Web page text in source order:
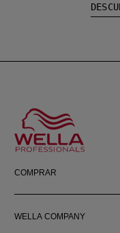
COMPRAR
WELLA COMPANY